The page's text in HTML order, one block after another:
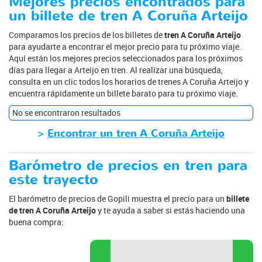
un billete de tren A Coruña Arteijo
Comparamos los precios de los billetes detren A Coruña Arteijo
para ayudarte a encontrar el mejor precio para tu próximo viaje.
Aquí están los mejores precios seleccionados para los próximos
días para llegar a Arteijo en tren. Al realizar una búsqueda,
consulta en un clic todos los horarios de trenes A Coruña Arteijo y
encuentra rápidamente un billete barato para tu próximo viaje.
No se encontraron resultados
> Encontrar un tren A Coruña Arteijo
Barómetro de precios en tren para
este trayecto
El barómetro de precios de Gopili muestra el precio para un billete
de tren A Coruña Arteijoy te ayuda a saber si estás haciendo una
buena compra: